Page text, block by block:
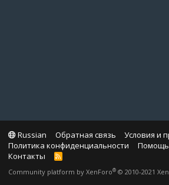
Russian Обратная связь
Условия и
Политика конфиденциальности
Помощь
Контакты
R
S
Community platform by XenForo® © 2010-2021